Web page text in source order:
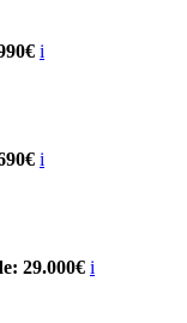
i
i
29.000€ i